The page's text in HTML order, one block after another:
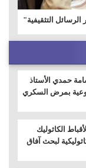
التثقيفية"
حمدي الأستاذ
بمرض السكري
الكاثوليك
لبحث آفاق